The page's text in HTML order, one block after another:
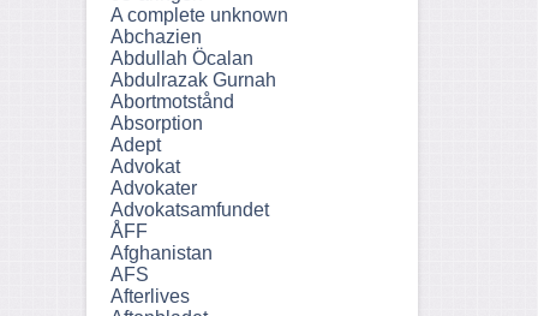
A complete unknown
Abchazien
Abdullah Öcalan
Abdulrazak Gurnah
Abortmotstånd
Absorption
Adept
Advokat
Advokater
Advokatsamfundet
ÅFF
Afghanistan
AFS
Afterlives